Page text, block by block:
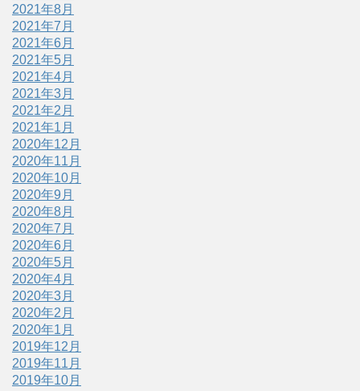
2021年8月
2021年7月
2021年6月
2021年5月
2021年4月
2021年3月
2021年2月
2021年1月
2020年12月
2020年11月
2020年10月
2020年9月
2020年8月
2020年7月
2020年6月
2020年5月
2020年4月
2020年3月
2020年2月
2020年1月
2019年12月
2019年11月
2019年10月